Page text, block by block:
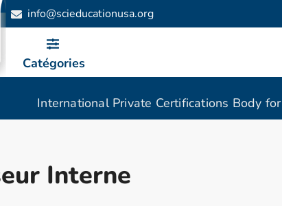
info@scieducationusa.org
Catégories
International Private Certifications Body for
Interne